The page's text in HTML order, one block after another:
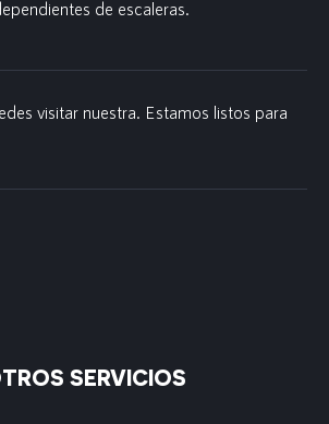
de escaleras.
visitar nuestra. Estamos listos para
SERVICIOS